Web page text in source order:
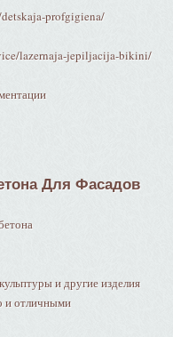
profgigiena/
lazernaja-jepiljacija-bikini/
Для Фасадов
и другие изделия
и отличными